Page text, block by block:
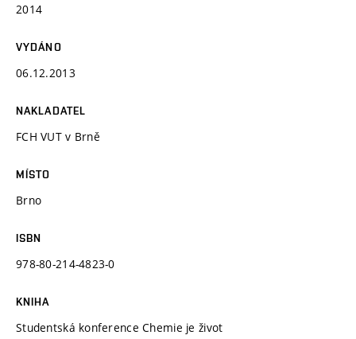
2014
VYDÁNO
06.12.2013
NAKLADATEL
FCH VUT v Brně
MÍSTO
Brno
ISBN
978-80-214-4823-0
KNIHA
Studentská konference Chemie je život